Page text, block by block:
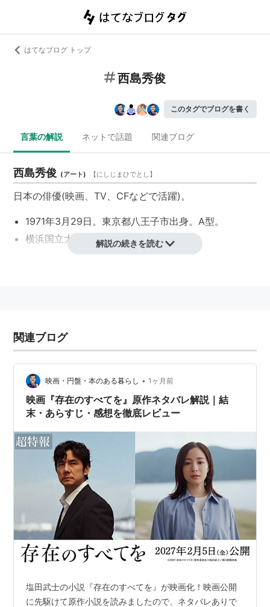
はてなブログ トップ
西島秀俊
このタグでブログを書く
言葉の解説 ネットで話題 関連ブログ
西島秀俊 (アート) 【にしじまひでとし 】
日本の俳優(映画、TV、CFなどで活躍)。
1971年3月29日。東京都八王子市出身。A型。
横浜国立大学工学部生産工学科中退。
所属事務所：渡辺プロダクション→コムスシフト→ク
主な出演作
映画
セイジ−陸の魚−（2012年） - 主演・セイジ 役
ハーメルン（2012年） - 主演・野田 役
Memories Corner（2011年） - アキラ 役
CUT（2011年） - 主演・秀二 役
2010.01.23：『サヨナライツカ』
2009.07.04：『
2008.??.??：『真木栗ノ穴』
2008.09.??：『東南角部屋二階の女』
2008.05.24：『春よこい』
2008.05.17：『
丘を越えて
2008.02.23：『休暇』
2007.??.??：『神童』(2006)
解説の続きを読む
関連ブログ
映画・円盤・本のある暮らし • 1ヶ月前
映画『存在のすべてを』原作ネタバレ解説｜結
末・あらすじ・感想を徹底レビュー
塩田武士の小説『存在のすべてを』が映画化！映画公開
に先駆けて原作小説を読みましたので、ネタバレありで